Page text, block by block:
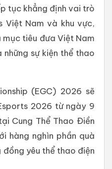
tục khẳng định vai trò
Việt Nam và khu vực,
tiêu đưa Việt Nam
sự kiện thể thao
(EGC) 2026 sẽ
2026 từ ngày 9
Cung Thể Thao Điền
hàng nghìn phần quà
yêu thể thao điện